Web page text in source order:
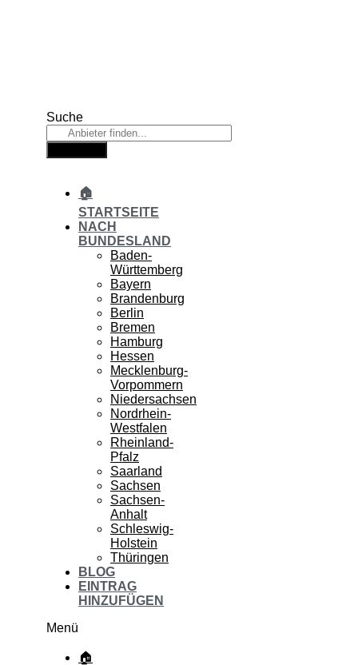
Suche
🏠
STARTSEITE
NACH
BUNDESLAND
Baden-
Württemberg
Bayern
Brandenburg
Berlin
Bremen
Hamburg
Hessen
Mecklenburg-
Vorpommern
Niedersachsen
Nordrhein-
Westfalen
Rheinland-
Pfalz
Saarland
Sachsen
Sachsen-
Anhalt
Schleswig-
Holstein
Thüringen
BLOG
EINTRAG
HINZUFÜGEN
Menü
🏠